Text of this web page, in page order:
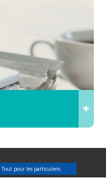
Tout pour les particuliers